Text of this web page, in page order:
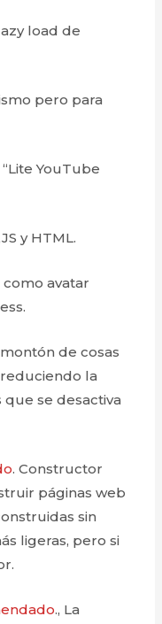
load de
pero para
YouTube
y HTML.
como avatar
de cosas
la
se desactiva
. Constructor
páginas web
sin
ligeras, pero si
., La